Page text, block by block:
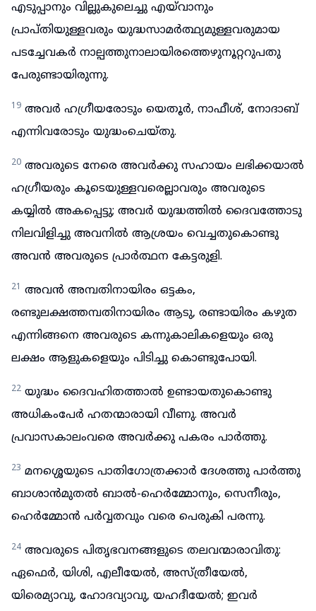
എടുപ്പാനും വില്ലുകുലെച്ചു എയ്‌വാനും
പ്രാപ്തിയുള്ളവരും യുദ്ധസാമർത്ഥ്യമുള്ളവരുമായ
പടച്ചേവകർ നാല്പത്തുനാലായിരത്തെഴുനൂറ്ററുപതു
പേരുണ്ടായിരുന്നു.
19 അവർ ഹഗ്രീയരോടും യെതൂർ, നാഫീശ്, നോദാബ്
എന്നിവരോടും യുദ്ധംചെയ്തു.
20 അവരുടെ നേരെ അവർക്കു സഹായം ലഭിക്കയാൽ
ഹഗ്രീയരും കൂടെയുള്ളവരെല്ലാവരും അവരുടെ
കയ്യിൽ അകപ്പെട്ടു; അവർ യുദ്ധത്തിൽ ദൈവത്തോടു
നിലവിളിച്ചു അവനിൽ ആശ്രയം വെച്ചതുകൊണ്ടു
അവൻ അവരുടെ പ്രാർത്ഥന കേട്ടരുളി.
21 അവൻ അമ്പതിനായിരം ഒട്ടകം,
രണ്ടുലക്ഷത്തമ്പതിനായിരം ആടു, രണ്ടായിരം കഴുത
എന്നിങ്ങനെ അവരുടെ കന്നുകാലികളെയും ഒരു
ലക്ഷം ആളുകളെയും പിടിച്ചു കൊണ്ടുപോയി.
22 യുദ്ധം ദൈവഹിതത്താൽ ഉണ്ടായതുകൊണ്ടു
അധികംപേർ ഹതന്മാരായി വീണു. അവർ
പ്രവാസകാലംവരെ അവർക്കു പകരം പാർത്തു.
23 മനശ്ശെയുടെ പാതിഗോത്രക്കാർ ദേശത്തു പാർത്തു
ബാശാൻമുതൽ ബാൽ-ഹെർമ്മോനും, സെനീരും,
ഹെർമ്മോൻ പർവ്വതവും വരെ പെരുകി പരന്നു.
24 അവരുടെ പിതൃഭവനങ്ങളുടെ തലവന്മാരാവിതു:
ഏഫെർ, യിശി, എലീയേൽ, അസ്ത്രീയേൽ,
യിരെമ്യാവു, ഹോദവ്യാവു, യഹദീയേൽ; ഇവർ